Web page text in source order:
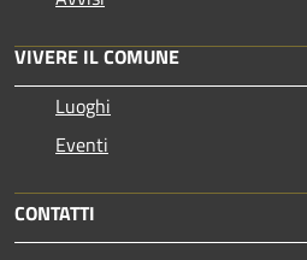
VIVERE IL COMUNE
Luoghi
Eventi
CONTATTI